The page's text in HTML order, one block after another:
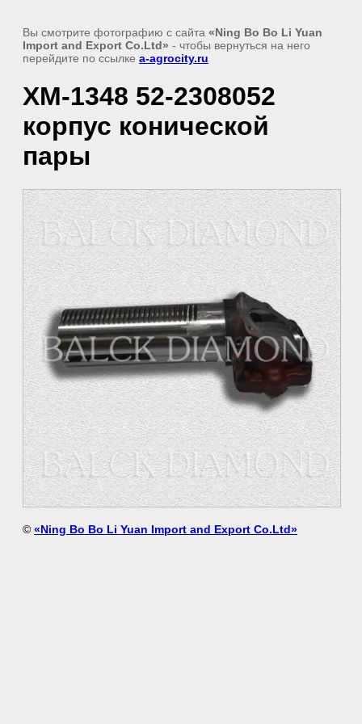
Вы смотрите фотографию с сайта «Ning Bo Bo Li Yuan
Import and Export Co.Ltd» - чтобы вернуться на него
перейдите по ссылке a-agrocity.ru
XM-1348 52-2308052
корпус конической
пары
© «Ning Bo Bo Li Yuan Import and Export Co.Ltd»